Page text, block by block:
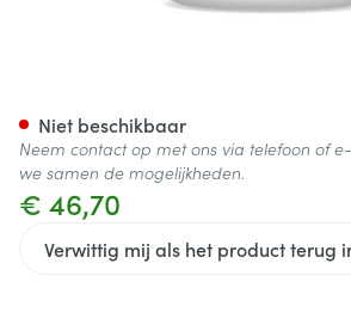
€ 46,70
Verwittig mij als het product terug
Niet beschikbaar
Neem contact op met ons via telefoon of
we samen de mogelijkheden.